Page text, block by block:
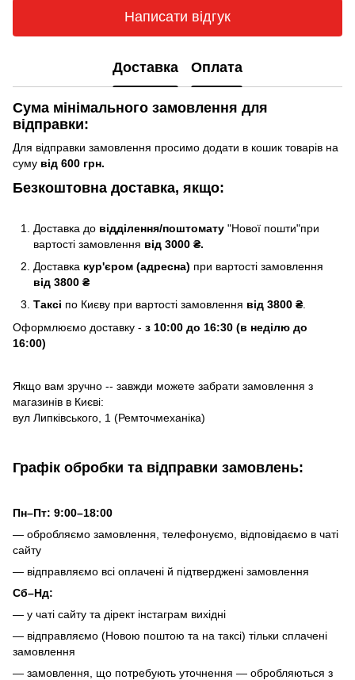
Написати відгук
Доставка Оплата
Сума мінімального замовлення для
відправки:
Для відправки замовлення просимо додати в кошик товарів на
суму від 600 грн.
Безкоштовна доставка, якщо:
Доставка до відділення/поштомату "Нової пошти"при
вартості замовлення від 3000 ₴.
Доставка кур'єром (адресна) при вартості замовлення
від 3800 ₴
Таксі по Києву при вартості замовлення від 3800 ₴.
Оформлюємо доставку - з 10:00 до 16:30 (в неділю до
16:00)
Якщо вам зручно -- завжди можете забрати замовлення з
магазинів в Києві:
вул Липківського, 1 (Ремточмеханіка)
Графік обробки та відправки замовлень:
Пн–Пт: 9:00–18:00
— обробляємо замовлення, телефонуємо, відповідаємо в чаті
сайту
— відправляємо всі оплачені й підтверджені замовлення
Сб–Нд:
— у чаті сайту та дірект інстаграм вихідні
— відправляємо (Новою поштою та на таксі) тільки сплачені
замовлення
— замовлення, що потребують уточнення — обробляються з